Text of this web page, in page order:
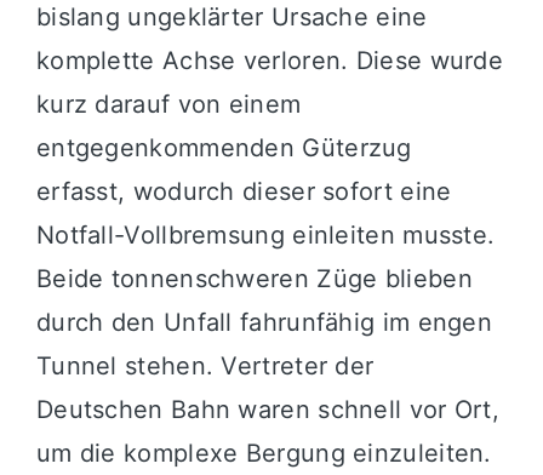
bislang ungeklärter Ursache eine
komplette Achse verloren. Diese wurde
kurz darauf von einem
entgegenkommenden Güterzug
erfasst, wodurch dieser sofort eine
Notfall-Vollbremsung einleiten musste.
Beide tonnenschweren Züge blieben
durch den Unfall fahrunfähig im engen
Tunnel stehen. Vertreter der
Deutschen Bahn waren schnell vor Ort,
um die komplexe Bergung einzuleiten.